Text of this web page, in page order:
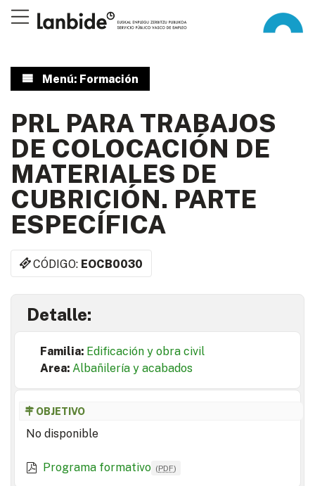
Menú: Formación
PRL PARA TRABAJOS
DE COLOCACIÓN DE
MATERIALES DE
CUBRICIÓN. PARTE
ESPECÍFICA
CÓDIGO: EOCB0030
Detalle:
Familia: Edificación y obra civil
Area: Albañilería y acabados
OBJETIVO
No disponible
Programa formativo (PDF)